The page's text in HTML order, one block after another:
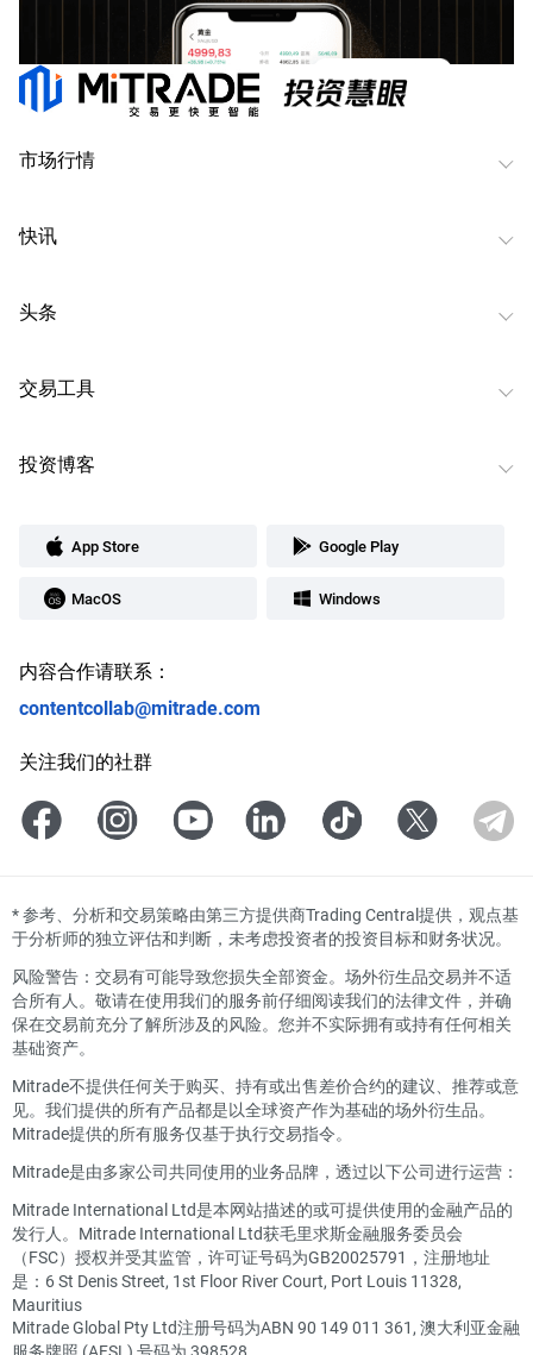
市场行情
快讯
头条
交易工具
投资博客
App Store Google Play
MacOS Windows
内容合作请联系：
contentcollab@mitrade.com
关注我们的社群
*参考、分析和交易策略由第三方提供商Trading Central提供，观点基
于分析师的独立评估和判断，未考虑投资者的投资目标和财务状况。
风险警告：交易有可能导致您损失全部资金。场外衍生品交易并不适
合所有人。敬请在使用我们的服务前仔细阅读我们的法律文件，并确
保在交易前充分了解所涉及的风险。您并不实际拥有或持有任何相关
基础资产。
Mitrade不提供任何关于购买、持有或出售差价合约的建议、推荐或意
见。我们提供的所有产品都是以全球资产作为基础的场外衍生品。
Mitrade提供的所有服务仅基于执行交易指令。
Mitrade是由多家公司共同使用的业务品牌，透过以下公司进行运营：
Mitrade International Ltd是本网站描述的或可提供使用的金融产品的
发行人。Mitrade International Ltd获毛里求斯金融服务委员会
（FSC）授权并受其监管，许可证号码为GB20025791，注册地址
是：6 St Denis Street, 1st Floor River Court, Port Louis 11328,
Mauritius
Mitrade Global Pty Ltd注册号码为ABN 90 149 011 361, 澳大利亚金融